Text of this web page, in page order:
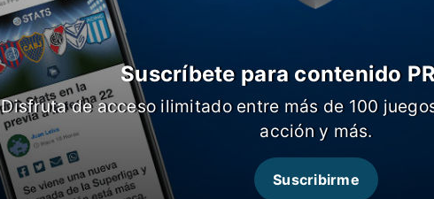
Suscríbete para contenido
Disfruta de acceso ilimitado entre más de 100
acción y más.
Suscribirme